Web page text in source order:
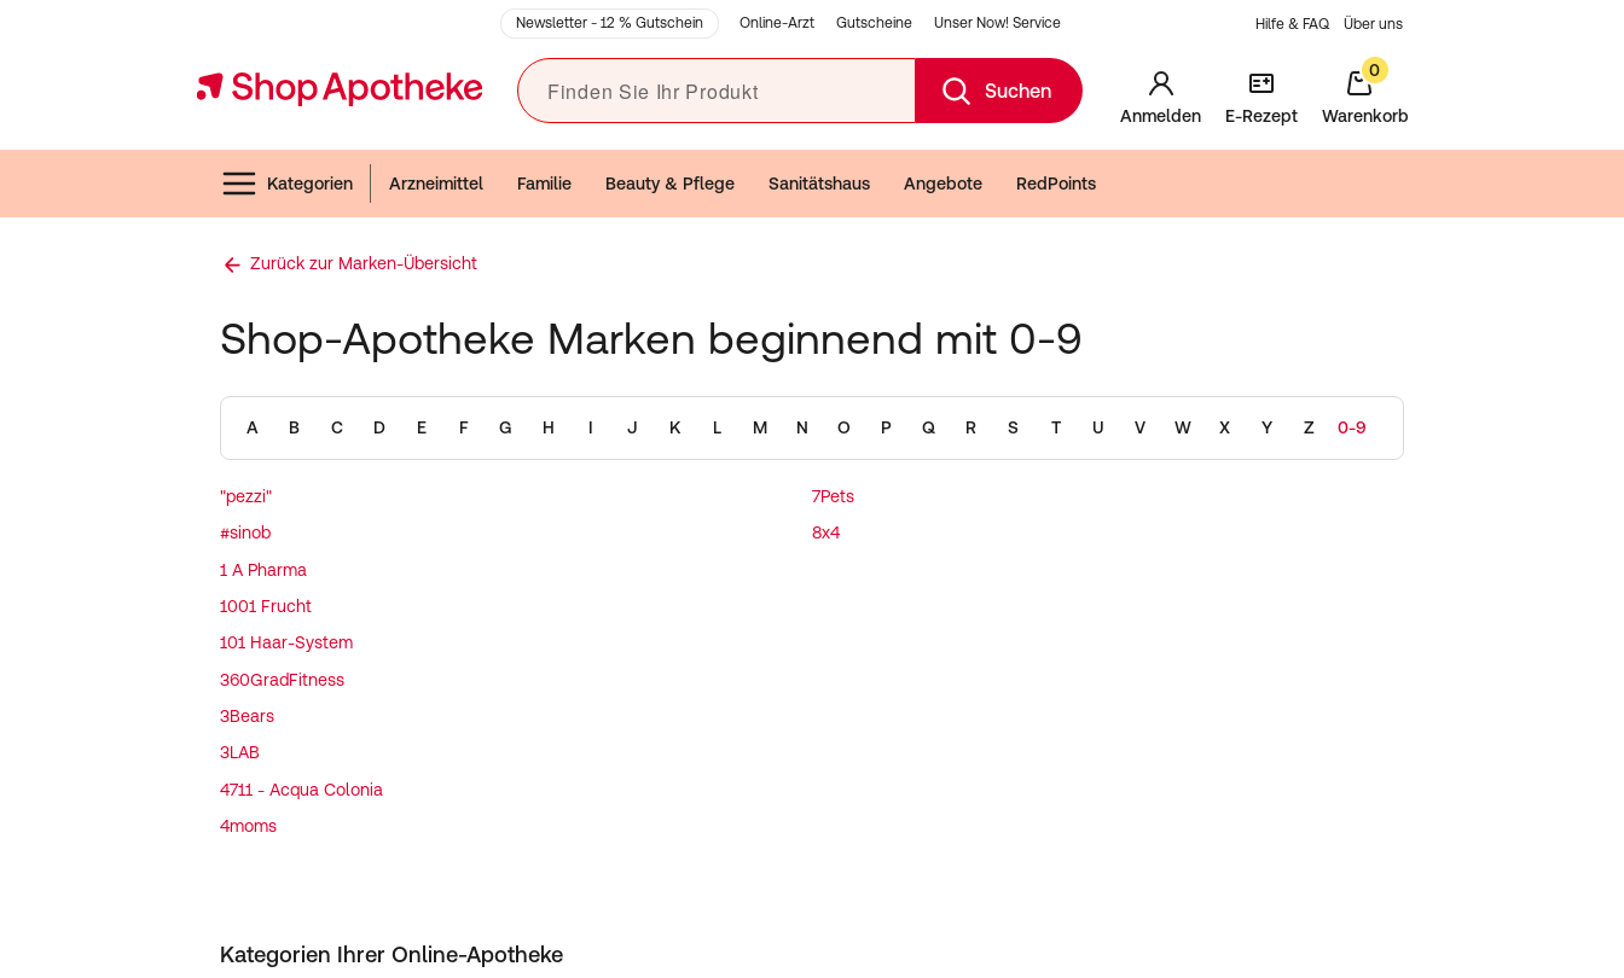
Newsletter - 12 % Gutschein Online-Arzt Gutscheine Unser Now! Service Hilfe & FAQ Über uns
Finden Sie Ihr Produkt
Suchen
Anmelden E-Rezept
0
Warenkorb
Kategorien Arzneimittel Familie Beauty & Pflege Sanitätshaus Angebote RedPoints
Zurück zur Marken-Übersicht
Shop-Apotheke Marken beginnend mit 0-9
A B C D E F G H I J K L M N O P Q R S T U V W X Y Z 0-9
"pezzi"
#sinob
1 A Pharma
1001 Frucht
101 Haar-System
360GradFitness
3Bears
3LAB
4711 - Acqua Colonia
4moms
7Pets
8x4
Kategorien Ihrer Online-Apotheke